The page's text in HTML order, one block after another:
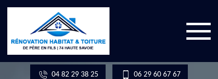
04 82 29 38 25 06 29 60 67 67